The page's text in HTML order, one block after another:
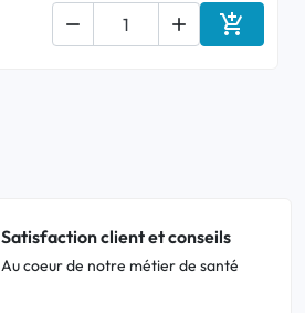
  Ajouter
Satisfaction client et conseils
Au coeur de notre métier de santé